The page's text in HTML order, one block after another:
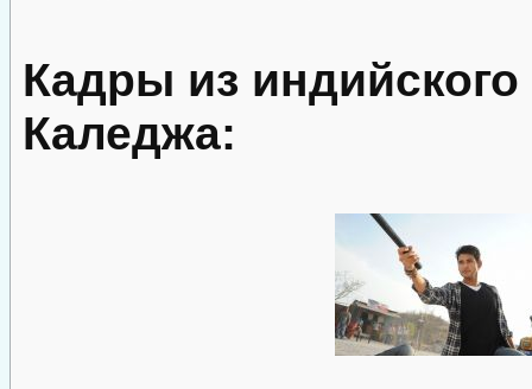
Кадры из
Каледжа: